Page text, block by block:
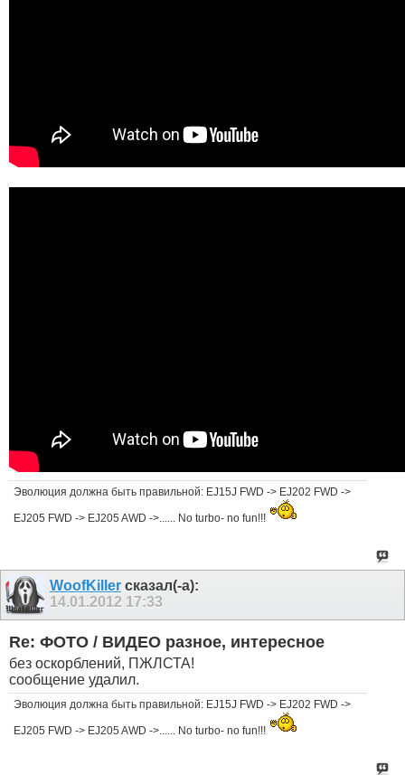
Эволюция должна быть правильной: EJ15J FWD -> EJ202 FWD ->
EJ205 FWD -> EJ205 AWD ->...... No turbo- no fun!!!
WoofKiller сказал(-а):
14.01.2012 17:33
Re: ФОТО / ВИДЕО разное, интересное
без оскорблений, ПЖЛСТА!
сообщение удалил.
Эволюция должна быть правильной: EJ15J FWD -> EJ202 FWD ->
EJ205 FWD -> EJ205 AWD ->...... No turbo- no fun!!!